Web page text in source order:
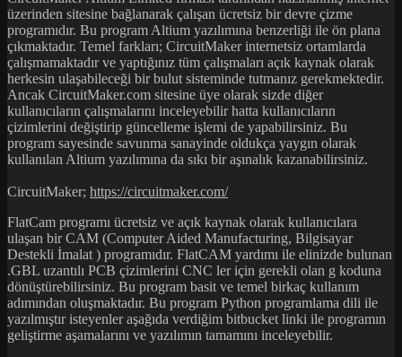
üzerinden sitesine bağlanarak çalışan ücretsiz bir devre çizme
programıdır. Bu program Altium yazılımına benzerliği ile ön plana
çıkmaktadır. Temel farkları; CircuitMaker internetsiz ortamlarda
çalışmamaktadır ve yaptığınız tüm çalışmaları açık kaynak olarak
herkesin ulaşabileceği bir bulut sisteminde tutmanız gerekmektedir.
Ancak CircuitMaker.com sitesine üye olarak sizde diğer
kullanıcıların çalışmalarını inceleyebilir hatta kullanıcıların
çizimlerini değiştirip güncelleme işlemi de yapabilirsiniz. Bu
program sayesinde savunma sanayinde oldukça yaygın olarak
kullanılan Altium yazılımına da sıkı bir aşınalık kazanabilirsiniz.
CircuitMaker; https://circuitmaker.com/
FlatCam programı ücretsiz ve açık kaynak olarak kullanıcılara
ulaşan bir CAM (Computer Aided Manufacturing, Bilgisayar
Destekli İmalat ) programıdır. FlatCAM yardımı ile elinizde bulunan
.GBL uzantılı PCB çizimlerini CNC ler için gerekli olan g koduna
dönüştürebilirsiniz. Bu program basit ve temel birkaç kullanım
adımından oluşmaktadır. Bu program Python programlama dili ile
yazılmıştır isteyenler aşağıda verdiğim bitbucket linki ile programın
geliştirme aşamalarını ve yazılımın tamamını inceleyebilir.